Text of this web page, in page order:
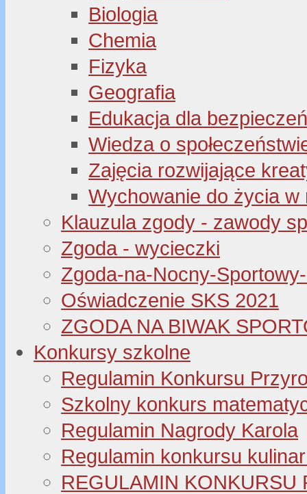
Biologia
Chemia
Fizyka
Geografia
Edukacja dla
Wiedza o
Zajęcia rozwijające
Wychowanie do życia w
Klauzula zgody - zawody
Zgoda - wycieczki
Zgoda-na-Nocny-
Oświadczenie SKS 2021
ZGODA NA BIWAK
Konkursy szkolne
Regulamin Konkursu
Szkolny konkurs
Regulamin Nagrody Karola
Regulamin konkursu
REGULAMIN KONKURSU